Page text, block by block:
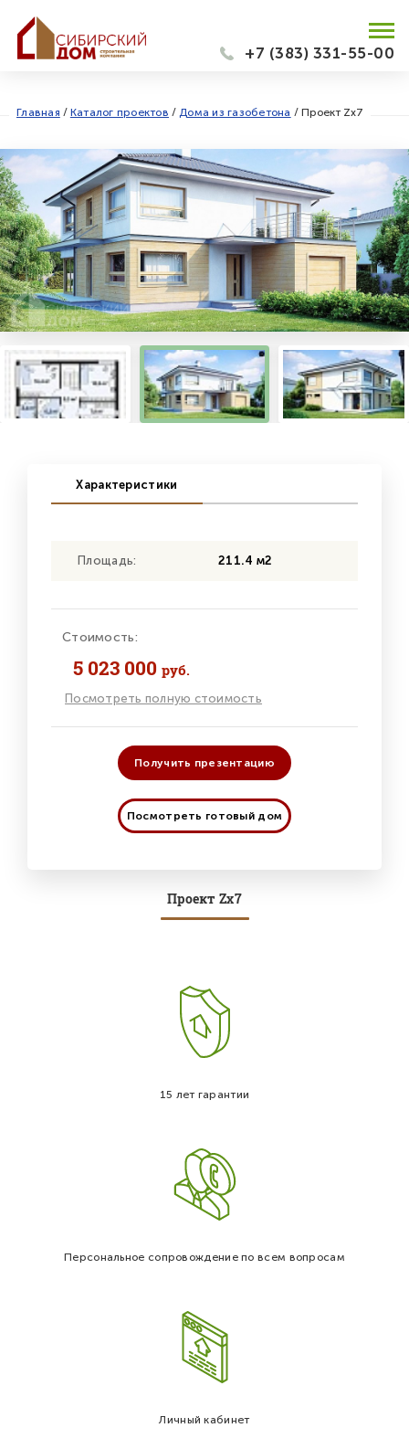
+7 (383) 331-55-00
Главная / Каталог проектов / Дома из газобетона / Проект Zx7
Характеристики
Площадь: 211.4 м2
Стоимость:
5 023 000 руб.
Посмотреть полную стоимость
Получить презентацию
Посмотреть готовый дом
Проект Zx7
15 лет гарантии
Персональное сопровождение по всем вопросам
Личный кабинет